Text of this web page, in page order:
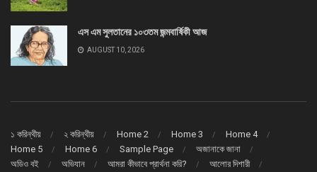
এস এম সুলতানের ১০৩তম জন্মবার্ষিকী আজ
AUGUST 10, 2026
১ করিন্থীয় ২ করিন্থীয় Home 2 Home 3
Home 4
Home 5
Home 6 Sample Page
অজানাকে জানা
অডিও বই
অভিযান আমরা কীভাবে প্রার্থনা করি?
আলোর দিশারী